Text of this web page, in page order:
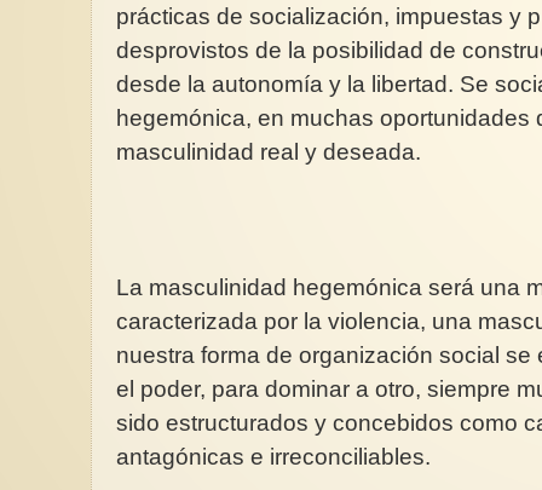
prácticas de socialización, impuestas y
desprovistos de la posibilidad de
desde la autonomía y la libertad. Se
hegemónica, en muchas oportunidades
masculinidad real y deseada.
La masculinidad hegemónica será una
caracterizada por la violencia, una
nuestra forma de organización social
el poder, para dominar a otro, siempre
sido estructurados y concebidos como
antagónicas e irreconciliables.